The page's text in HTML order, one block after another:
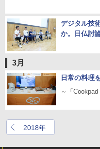
デジタル技
か。日仏討
3月
日常の料理
～「
2018年